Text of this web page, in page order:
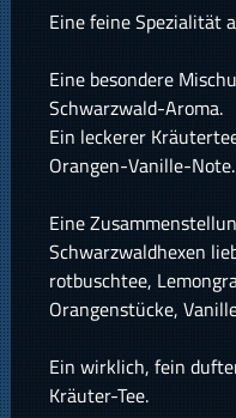
Eine feine Spezialität
Eine besondere
Schwarzwald-Aroma.
Ein leckerer
Orangen-Vanille-Note.
Eine
Schwarzwaldhexen
rotbuschtee,
Orangenstücke,
Ein wirklich, fein
Kräuter-Tee.